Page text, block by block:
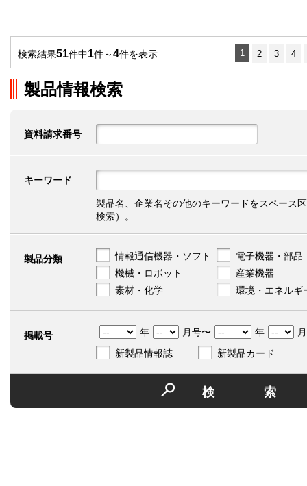
検索結果51件中1件～4件を表示 1 2 3 4
製品情報検索
資料請求番号
キーワード
製品名、企業名その他のキーワードをスペース
検索）。
製品分類 情報通信機器・ソフト
電子機器・部品
機械・ロボット
産業機器
素材・化学
環境・エネルギ
掲載号 年 月号〜 年
新製品情報誌
新製品カード
検